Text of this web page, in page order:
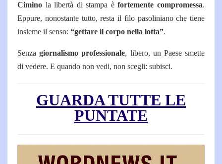
Cimino la libertà di stampa èfortemente compromessa.
Eppure, nonostante tutto, resta il filo pasoliniano che tiene
insieme il senso: “gettare il corpo nella lotta”.
Senzagiornalismo professionale, libero, un Paese smette
di vedere. E quando non vedi, non scegli: subisci.
GUARDA TUTTE LE
PUNTATE